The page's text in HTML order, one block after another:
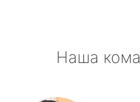
Наша